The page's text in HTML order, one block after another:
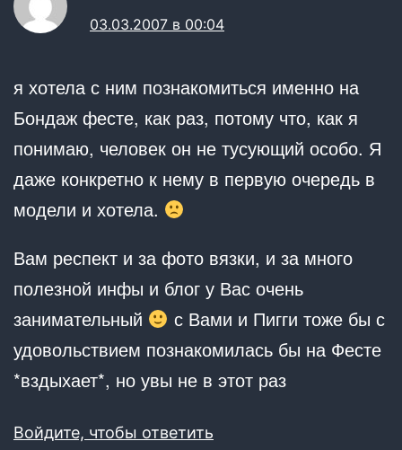
03.03.2007 в 00:04
я хотела с ним познакомиться именно на
Бондаж фесте, как раз, потому что, как я
понимаю, человек он не тусующий особо. Я
даже конкретно к нему в первую очередь в
модели и хотела.
Вам респект и за фото вязки, и за много
полезной инфы и блог у Вас очень
занимательный
с Вами и Пигги тоже бы с
удовольствием познакомилась бы на Фесте
*вздыхает*, но увы не в этот раз
Войдите, чтобы ответить